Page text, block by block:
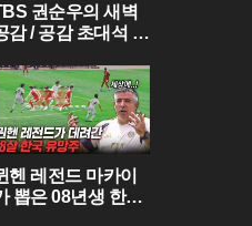
권순우의 새벽
감 / 공감 초대석 [
헨 레전드 마카이
뽑은 08년생 한국